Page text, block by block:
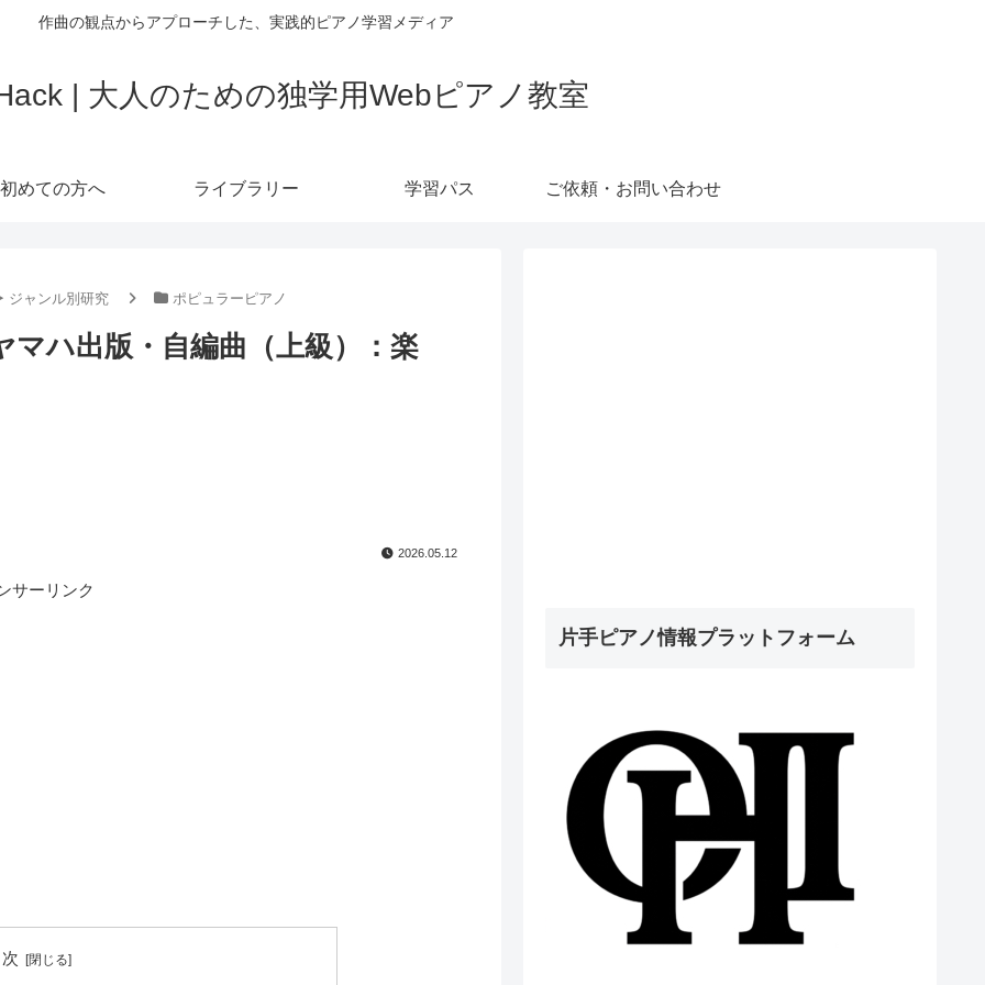
作曲の観点からアプローチした、実践的ピアノ学習メディア
| 大人のための独学用Webピアノ教室
初めての方へ ライブラリー 学習パス ご依頼・お問い合わせ
ジャンル別研究 ポピュラーピアノ
ハ出版・自編曲（上級）：楽
2026.05.12
サーリンク
片手ピアノ情報プラットフォーム